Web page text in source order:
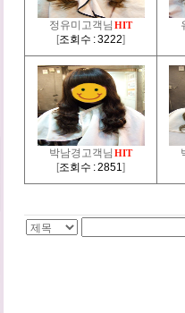
정유미고객님 HIT
[조회수 : 3222]
박남경고객님 HIT
[조회수 : 2851]